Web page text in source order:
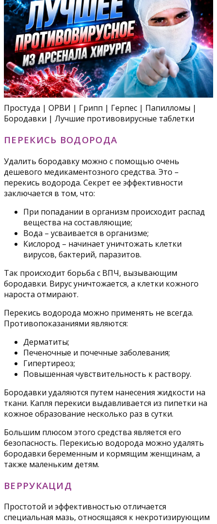
Простуда | ОРВИ | Грипп | Герпес | Папилломы |
Бородавки | Лучшие противовирусные таблетки
ПЕРЕКИСЬ ВОДОРОДА
Удалить бородавку можно с помощью очень
дешевого медикаментозного средства. Это –
перекись водорода. Секрет ее эффективности
заключается в том, что:
При попадании в организм происходит распад
вещества на составляющие;
Вода – усваивается в организме;
Кислород – начинает уничтожать клетки
вирусов, бактерий, паразитов.
Так происходит борьба с ВПЧ, вызывающим
бородавки. Вирус уничтожается, а клетки кожного
нароста отмирают.
Перекись водорода можно применять не всегда.
Противопоказаниями являются:
Дерматиты;
Печеночные и почечные заболевания;
Гипертиреоз;
Повышенная чувствительность к раствору.
Бородавки удаляются путем нанесения жидкости на
ткани. Капля перекиси выдавливается из пипетки на
кожное образование несколько раз в сутки.
Большим плюсом этого средства является его
безопасность. Перекисью водорода можно удалять
бородавки беременным и кормящим женщинам, а
также маленьким детям.
ВЕРРУКАЦИД
Простотой и эффективностью отличается
специальная мазь, относящаяся к некротизирующим